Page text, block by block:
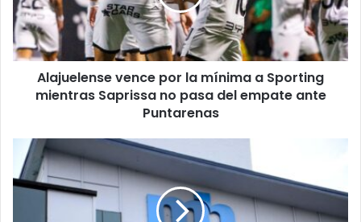
a
Sporting
mientras
Saprissa
ante
Puntarenas
Alajuelense vence por la mínima a Sporting
mientras Saprissa no pasa del empate ante
Puntarenas
Diputados
dictaminan
proyecto